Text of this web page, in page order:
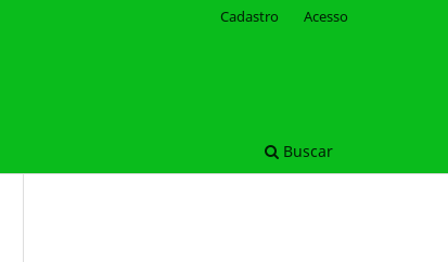
Buscar
Cadastro Acesso